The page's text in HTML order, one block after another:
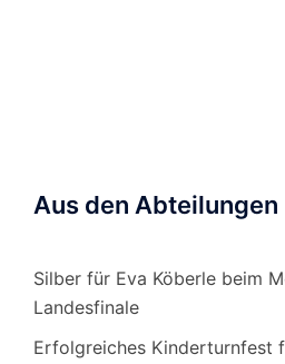
Aus den Abteilungen
Silber für Eva Köberle beim
Landesfinale
Erfolgreiches Kinderturnfest